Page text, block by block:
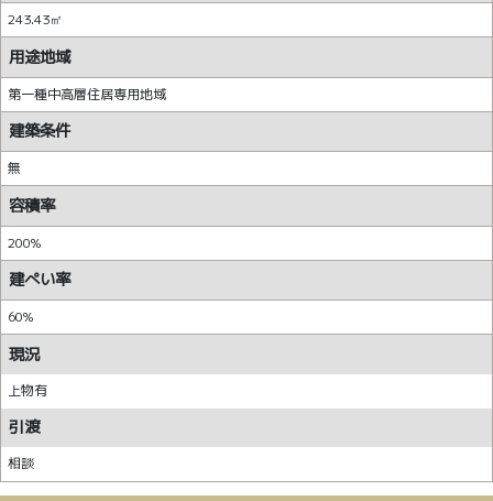
243.43㎡
用途地域
第一種中高層住居専用地域
建築条件
無
容積率
200%
建ぺい率
60%
現況
上物有
引渡
相談